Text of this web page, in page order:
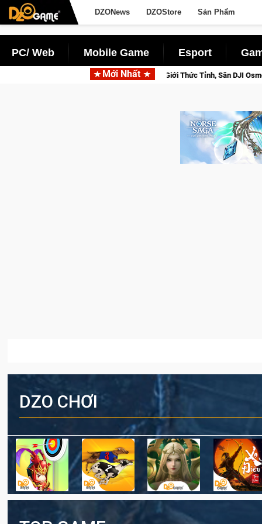
DZONews DZOStore Sản Phẩm
PC/ Web Mobile Game Esport
Mới Nhất
Beta Norse Saga: Cửu Giới Thức Tỉnh, Săn DJI Osmo Pocket 3 Ngay Hôm Nay
DZO CHƠI